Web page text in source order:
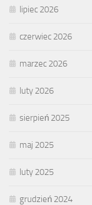
lipiec 2026
czerwiec 2026
marzec 2026
luty 2026
sierpień 2025
maj 2025
luty 2025
grudzień 2024